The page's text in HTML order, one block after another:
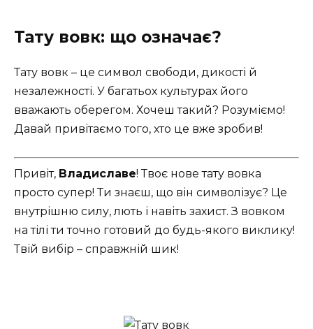
Тату вовк: що означає?
Тату вовк – це символ свободи, дикості й
незалежності. У багатьох культурах його
вважають оберегом. Хочеш такий? Розуміємо!
Давай привітаємо того, хто це вже зробив!
Привіт, Владиславе! Твоє нове тату вовка
просто супер! Ти знаєш, що він символізує? Це
внутрішню силу, лють і навіть захист. З вовком
на тілі ти точно готовий до будь-якого виклику!
Твій вибір – справжній шик!